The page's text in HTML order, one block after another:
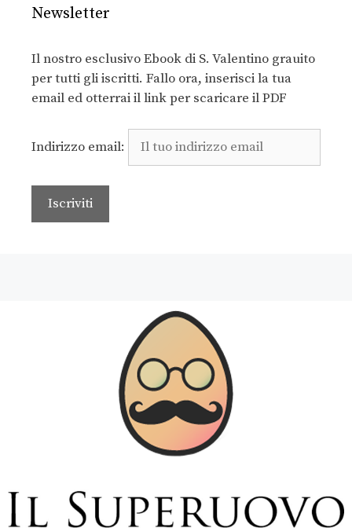
Newsletter
Il nostro esclusivo Ebook di S. Valentino grauito
per tutti gli iscritti. Fallo ora, inserisci la tua
email ed otterrai il link per scaricare il PDF
Indirizzo email: